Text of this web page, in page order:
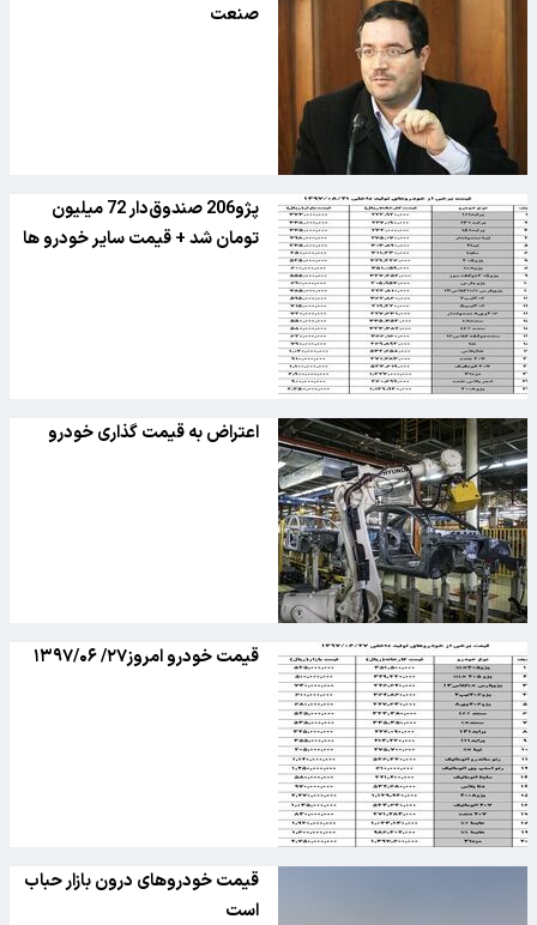
صنعت
پژو206 صندوق‌دار 72 میلیون
تومان شد + قیمت سایر خودرو ها
اعتراض به قیمت گذاری خودرو
قیمت خودرو امروز۲۷/ ۱۳۹۷/۰۶
قیمت خودروهای درون بازار حباب
است